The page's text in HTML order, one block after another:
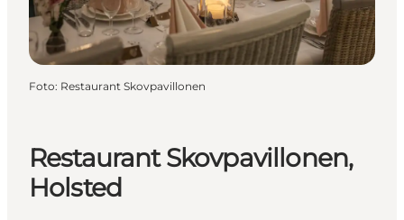
Restaurant Skovpavillonen,
Holsted
Foto: Restaurant Skovpavillonen